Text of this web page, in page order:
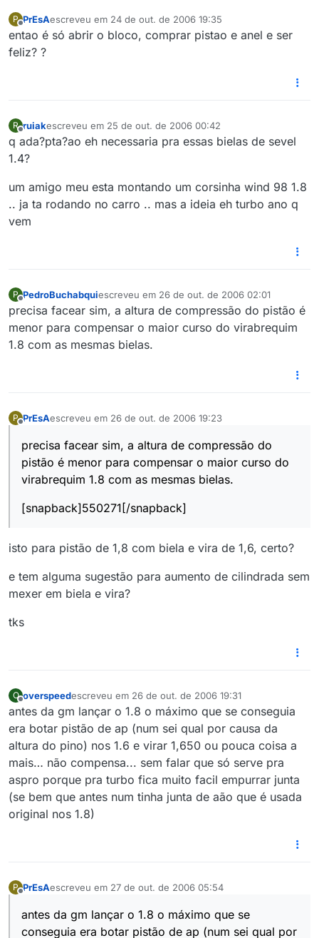
P
Offline
PrEsAescreveu em 24 de out. de 2006 19:35
última edição por
entao é só abrir o bloco, comprar pistao e anel e ser
feliz? ?
R
Offline
ruiakescreveu em 25 de out. de 2006 00:42
última edição por
q ada?pta?ao eh necessaria pra essas bielas de sevel
1.4?
um amigo meu esta montando um corsinha wind 98 1.8
.. ja ta rodando no carro .. mas a ideia eh turbo ano q
vem
P
Offline
PedroBuchabquiescreveu em 26 de out. de 2006 02:01
última edição por
precisa facear sim, a altura de compressão do pistão é
menor para compensar o maior curso do virabrequim
1.8 com as mesmas bielas.
P PrEsAescreveu em 26 de out. de 2006 19:23
última edição por
precisa facear sim, a altura de compressão do
pistão é menor para compensar o maior curso do
virabrequim 1.8 com as mesmas bielas.
[snapback]550271[/snapback]
isto para pistão de 1,8 com biela e vira de 1,6, certo?
e tem alguma sugestão para aumento de cilindrada sem
mexer em biela e vira?
tks
O
Offline
overspeedescreveu em 26 de out. de 2006 19:31
última edição por
antes da gm lançar o 1.8 o máximo que se conseguia
era botar pistão de ap (num sei qual por causa da
altura do pino) nos 1.6 e virar 1,650 ou pouca coisa a
mais… não compensa... sem falar que só serve pra
aspro porque pra turbo fica muito facil empurrar junta
(se bem que antes num tinha junta de aão que é usada
original nos 1.8)
P PrEsAescreveu em 27 de out. de 2006 05:54
última edição por
antes da gm lançar o 1.8 o máximo que se
conseguia era botar pistão de ap (num sei qual por